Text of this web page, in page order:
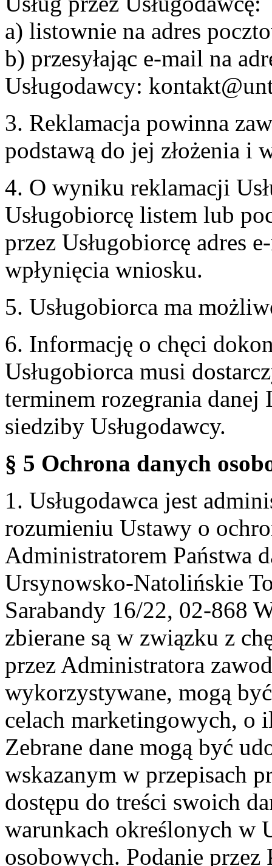
a) listownie na adres
b) przesyłając e-mail na
Usługodawcy:
3. Reklamacja powinna
podstawą do jej złożenia i
4. O wyniku reklamacji
Usługobiorcę listem lub
przez Usługobiorcę adres
wpłynięcia wniosku.
5. Usługobiorca ma
6. Informację o chęci
Usługobiorca musi
terminem rozegrania
siedziby Usługodawcy.
§ 5 Ochrona danych
1. Usługodawca jest
rozumieniu Ustawy o
Administratorem Państwa
Ursynowsko-Natolińskie
Sarabandy 16/22, 02-868
zbierane są w związku z
przez Administratora
wykorzystywane, mogą
celach marketingowych, o
Zebrane dane mogą być
wskazanym w przepisach
dostępu do treści swoich
warunkach określonych w
osobowych. Podanie przez